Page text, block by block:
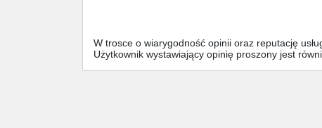
W trosce o wiarygodność opinii oraz reputację
Użytkownik wystawiający opinię proszony jest